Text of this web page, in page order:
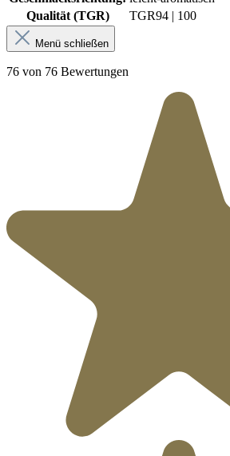
Qualität (TGR)
TGR94 | 100
Menü schließen
76 von 76 Bewertungen